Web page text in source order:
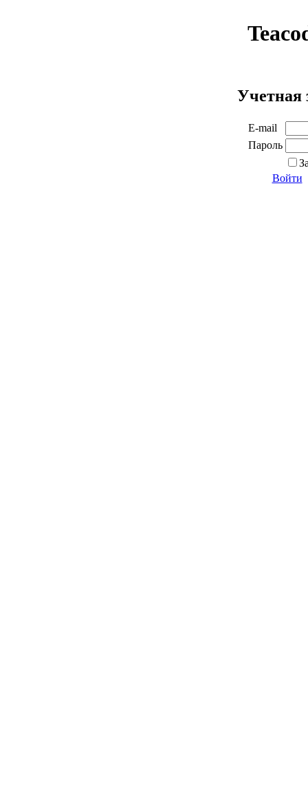
Учетная
E-mail
Пароль
Войти